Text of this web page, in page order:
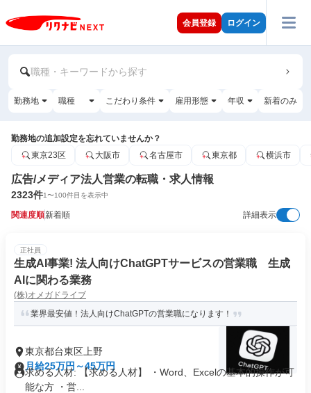
会員登録 ログイン
職種・キーワードから探す
勤務地 職種 こだわり条件 雇用形態 年収 新着のみ
勤務地の追加設定を忘れていませんか？
東京23区
大阪市 名古屋市 東京都 横浜市
広告/メディア法人営業の転職・求人情報
2323件1〜100件目を表示中
関連度順新着順 詳細表示
正社員
生成AI事業! 法人向けChatGPTサービスの営業職 生成
AIに関わる業務
(株)オメガドライブ
業界最安値！法人向けChatGPTの営業職になります！
東京都台東区上野
月給25万円～45万円
求める人材: 【求める人材】 ・Word、Excelの基本的操作が可
能な方 ・営...